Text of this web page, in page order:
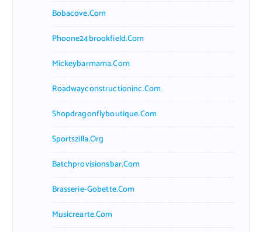
Bobacove.com
Phoone24brookfield.com
Mickeybarmama.com
Roadwayconstructioninc.com
Shopdragonflyboutique.com
Sportszilla.org
Batchprovisionsbar.com
Brasserie-Gobette.com
Musicrearte.com